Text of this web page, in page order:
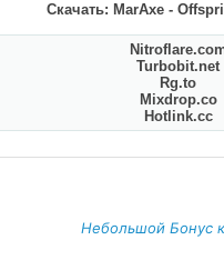
Скачать: MarAxe -
Turbobit.net
Rg.to
Mixdrop.co
Hotlink.cc
Небольшой Бонус к